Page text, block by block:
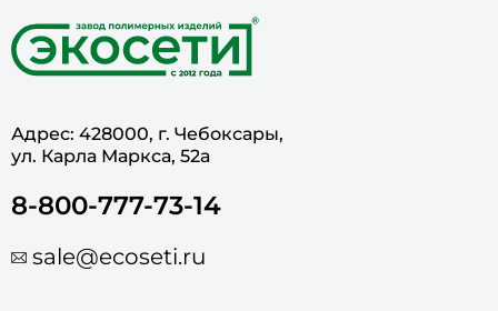
Адрес: 428000, г. Чебоксары,
ул. Карла Маркса, 52а
8-800-777-73-14
sale@ecoseti.ru